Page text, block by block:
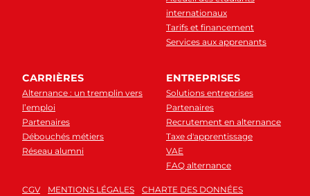
internationaux
Tarifs et financement
Services aux apprenants
CARRIÈRES
Alternance : un tremplin vers
l’emploi
Partenaires
Débouchés métiers
Réseau alumni
ENTREPRISES
Solutions entreprises
Partenaires
Recrutement en alternance
Taxe d'apprentissage
VAE
FAQ alternance
CGV MENTIONS LÉGALES
CHARTE DES DONNÉES